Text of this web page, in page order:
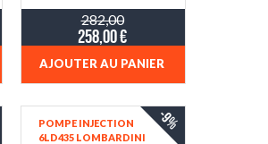
4LD640/705/820
282,00
258,00 €
AJOUTER AU PANIER
POMPE INJECTION
6LD435 LOMBARDINI
-9%